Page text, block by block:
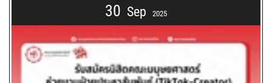
30 Sep 2025